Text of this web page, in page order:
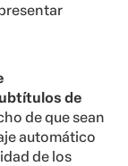
de
de que sean
automático
de los